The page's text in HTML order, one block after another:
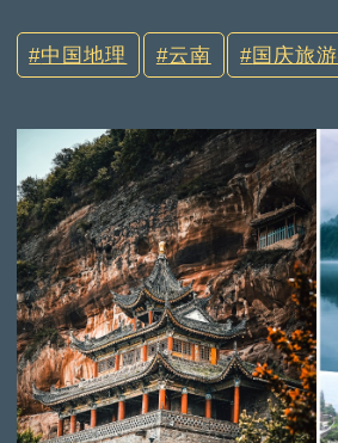
中国地理 云南 国庆旅游